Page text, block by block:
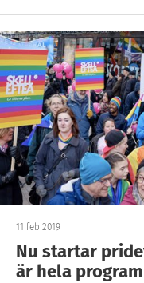
11 feb 2019
Nu startar
är hela